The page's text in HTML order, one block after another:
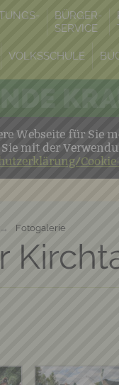
BÜRGER-
SERVICE
VOLKSSCHULE
Webseite für Sie
mit der
→ Fotogalerie